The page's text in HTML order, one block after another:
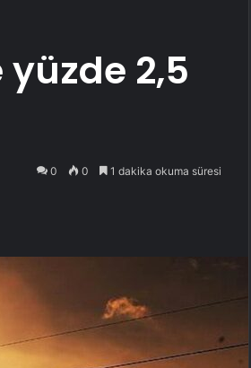
2,5
0 0 1 dakika okuma süresi